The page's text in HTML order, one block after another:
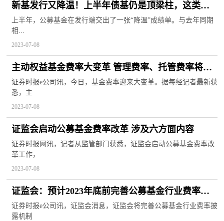
新基发行又降温！上半年债基仍是顶梁柱，这类基
金分化明显
上半年，公募基金在发行端交出了一张“降温”成绩单。与去年同期
相...
2023-07-08
主动权益基金费率大变革 管理费率、托管费率将降
至不超过1.2%、0.2%
证券时报e公司讯，今日，基金费率迎来大变革。据每经记者最新获
悉，主
2023-07-08
证监会启动公募基金费率改革 涉及六方面内容
证券时报网讯，记者从监管部门获悉，证监会启动公募基金费率改
革工作，
2023-07-08
证监会：预计2023年底前完善公募基金行业费率披
露机制
证券时报e公司讯，证监会消息，证监会将完善公募基金行业费率披
露机制